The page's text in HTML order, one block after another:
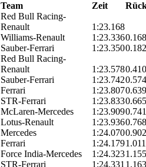
Team Zeit
Red Bull Racing-
Renault
1:23.168
Williams-Renault 1:23.3360.168
Sauber-Ferrari 1:23.3500.182
Red Bull Racing-
Renault
1:23.5780.410
Sauber-Ferrari 1:23.7420.574
Ferrari 1:23.8070.639
STR-Ferrari 1:23.8330.665
McLaren-Mercedes 1:23.9090.741
Lotus-Renault 1:23.9360.768
Mercedes 1:24.0700.902
Ferrari 1:24.1791.011
Force India-Mercedes 1:24.3231.155
STR-Ferrari 1:24.331 1.163